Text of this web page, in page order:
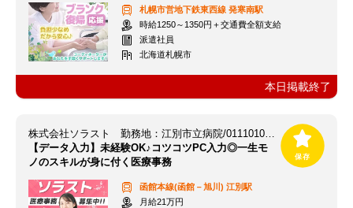
札幌市営地下鉄東西線 発寒南駅
時給1250～1350円＋交通費全額支給
派遣社員
北海道札幌市
本日掲載終了
株式会社ソラスト 勤務地：江別市立病院/0111010278-016
【データ入力】未経験OK♪コツコツPC入力◎一生モ
ノのスキルが身に付く医療事務
函館本線(函館－旭川) 江別駅
月給21万円